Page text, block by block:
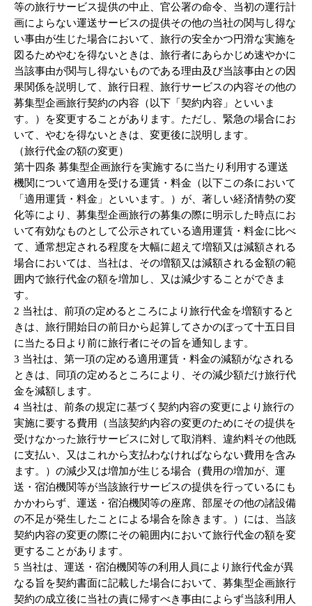
等の旅行サービス提供の中止、官公署の命令、当初の運行計
画によらない運送サービスの提供その他の当社の関与し得な
い事由が生じた場合において、旅行の安全かつ円滑な実施を
図るためやむを得ないときは、旅行者にあらかじめ速やかに
当該事由が関与し得ないものである理由及び当該事由との因
果関係を説明して、旅行日程、旅行サービスの内容その他の
募集型企画旅行契約の内容（以下「契約内容」といいま
す。）を変更することがあります。ただし、緊急の場合にお
いて、やむを得ないときは、変更後に説明します。
（旅行代金の額の変更）
第十四条 募集型企画旅行を実施するに当たり利用する運送
機関について適用を受ける運賃・料金（以下この条において
「適用運賃・料金」といいます。）が、著しい経済情勢の変
化等により、募集型企画旅行の募集の際に明示した時点にお
いて有効なものとして公示されている適用運賃・料金に比べ
て、通常想定される程度を大幅に超えて増額又は減額される
場合においては、当社は、その増額又は減額される金額の範
囲内で旅行代金の額を増加し、又は減少することができま
す。
2 当社は、前項の定めるところにより旅行代金を増額すると
きは、旅行開始日の前日から起算してさかのぼって十五日目
に当たる日より前に旅行者にその旨を通知します。
3 当社は、第一項の定める適用運賃・料金の減額がなされる
ときは、同項の定めるところにより、その減少額だけ旅行代
金を減額します。
4 当社は、前条の規定に基づく契約内容の変更により旅行の
実施に要する費用（当該契約内容の変更のためにその提供を
受けなかった旅行サービスに対して取消料、違約料その他既
に支払い、又はこれから支払わなければならない費用を含み
ます。）の減少又は増加が生じる場合（費用の増加が、運
送・宿泊機関等が当該旅行サービスの提供を行っているにも
かかわらず、運送・宿泊機関等の座席、部屋その他の諸設備
の不足が発生したことによる場合を除きます。）には、当該
契約内容の変更の際にその範囲内において旅行代金の額を変
更することがあります。
5 当社は、運送・宿泊機関等の利用人員により旅行代金が異
なる旨を契約書面に記載した場合において、募集型企画旅行
契約の成立後に当社の責に帰すべき事由によらず当該利用人